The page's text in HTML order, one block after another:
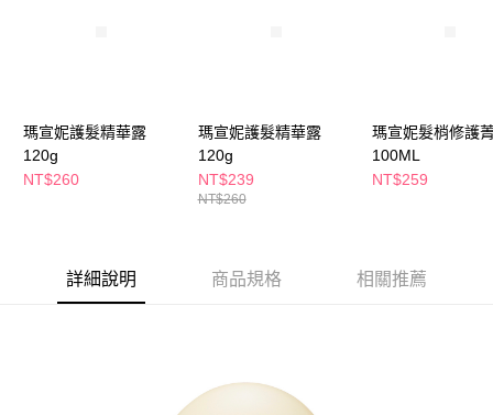
３．收到繳費通知簡訊後14天內，點擊此簡訊中的連結，可透過四大超商／
ATM／網路銀行／等多元方式進行付款，方視為交易完成。
※ 請注意：結帳手續完成當下不需立刻繳費，但若您需要取消訂單，請聯絡
購買商品的店家。未經商家同意取消之訂單仍視為有效，需透過AFTEE先享
【注意事項】
２．關於個人資料處理事宜，請瀏覽以下網址：
https://aftee.tw/terms/#terms3
萊爾富取貨付款
每筆NT$65，滿NT$490(含以上)免運費
每筆NT$65，滿NT$490(含以上)免運費
瑪宣妮護髮精華露
120g
NT$260
瑪宣妮護髮精華露
120g
NT$239
NT$260
瑪宣妮髮梢修護
100ML
NT$259
詳細說明 商品規格 相關推薦